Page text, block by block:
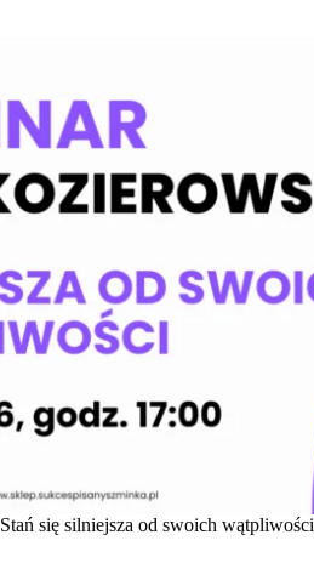
Stań się silniejsza od swoich wątpliwości